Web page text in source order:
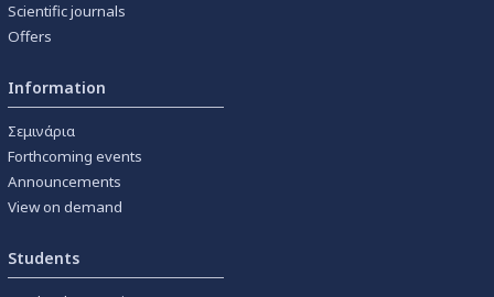
Scientific journals
Offers
Information
Σεμινάρια
Forthcoming events
Announcements
View on demand
Students